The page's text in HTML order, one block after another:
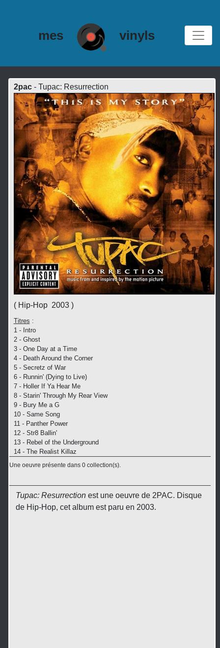
mes vinyls
2pac- Tupac: Resurrection
( Hip-Hop 2003 )
Titres :
1 - Intro
2 - Ghost
3 - One Day at a Time
4 - Death Around the Corner
5 - Secretz of War
6 - Runnin' (Dying to Live)
7 - Holler If Ya Hear Me
8 - Starin' Through My Rear View
9 - Bury Me a G
10 - Same Song
11 - Panther Power
12 - Str8 Ballin'
13 - Rebel of the Underground
14 - The Realist Killaz
Une oeuvre présente dans 0 collection(s).
Tupac: Resurrectionest une oeuvre de 2PAC. Disque
de Hip-Hop, cet album est paru en 2003.